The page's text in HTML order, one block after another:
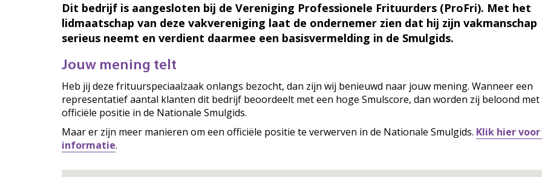
Dit bedrijf is aangesloten bij de Vereniging Professionele Frituurders (ProFri). Met het
lidmaatschap van deze vakvereniging laat de ondernemer zien dat hij zijn vakmanschap
serieus neemt en verdient daarmee een basisvermelding in de Smulgids.
Jouw mening telt
Heb jij deze frituurspeciaalzaak onlangs bezocht, dan zijn wij benieuwd naar jouw mening. Wanneer een
representatief aantal klanten dit bedrijf beoordeelt met een hoge Smulscore, dan worden zij beloond met
officiële positie in de Nationale Smulgids.
Maar er zijn meer manieren om een officiële positie te verwerven in de Nationale Smulgids. Klik hier
informatie.